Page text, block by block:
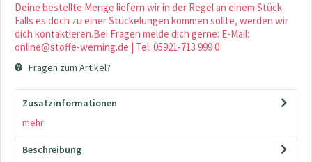
Deine bestellte Menge liefern wir in der Regel an einem Stück.
Falls es doch zu einer Stückelungen kommen sollte, werden wir
dich kontaktieren.Bei Fragen melde dich gerne: E-Mail:
online@stoffe-werning.de | Tel: 05921-713 999 0
Fragen zum Artikel?
Zusatzinformationen
mehr
Beschreibung